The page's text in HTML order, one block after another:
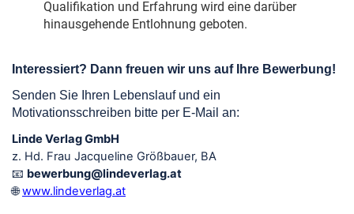
Qualifikation und Erfahrung wird eine darüber
hinausgehende Entlohnung geboten.
Interessiert? Dann freuen wir uns auf Ihre Bewerbung!
Senden Sie Ihren Lebenslauf und ein
Motivationsschreiben bitte per E-Mail an:
Linde Verlag GmbH
z. Hd. Frau Jacqueline Größbauer, BA
📧 bewerbung@lindeverlag.at
🌐 www.lindeverlag.at